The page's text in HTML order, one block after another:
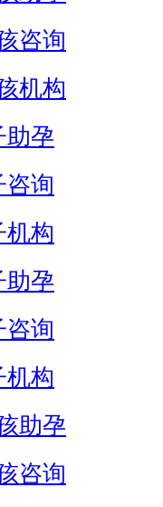
咨询
机构
助孕
咨询
机构
助孕
咨询
机构
助孕
咨询